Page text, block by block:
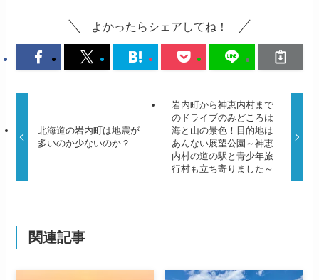
よかったらシェアしてね！
北海道の岩内町は地震が
多いのか少ないのか？
岩内町から神恵内村まで
のドライブのみどころは
海と山の景色！目的地は
あんない展望公園～神恵
内村の道の駅と青少年旅
行村も立ち寄りました～
関連記事